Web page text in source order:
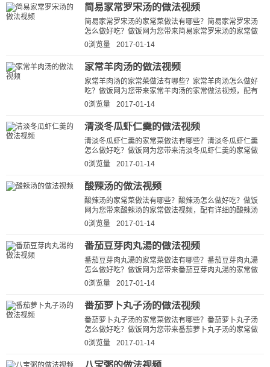
简易家常罗宋汤的做法视频
简易家常罗宋汤的家常菜做法有哪些？简易家常罗宋汤
怎么做好吃？做饭网为您带来简易家常罗宋汤的家常做
法视频，配有详细的简易家常罗宋...
0浏览量 2017-01-14
家常羊肉汤的做法视频
家常羊肉汤的家常菜做法有哪些？家常羊肉汤怎么做好
吃？做饭网为您带来家常羊肉汤的家常做法视频，配有
详细的家常羊肉汤的做法视频详解...
0浏览量 2017-01-14
清淡冬瓜虾仁羹的做法视频
清淡冬瓜虾仁羹的家常菜做法有哪些？清淡冬瓜虾仁羹
怎么做好吃？做饭网为您带来清淡冬瓜虾仁羹的家常做
法视频，配有详细的清淡冬瓜虾仁...
0浏览量 2017-01-14
酸辣汤的做法视频
酸辣汤的家常菜做法有哪些？酸辣汤怎么做好吃？做饭
网为您带来酸辣汤的家常做法视频，配有详细的酸辣汤
的做法视频详解，让新手快速学会酸...
0浏览量 2017-01-14
番茄豆芽肉丸湯的做法视频
番茄豆芽肉丸湯的家常菜做法有哪些？番茄豆芽肉丸湯
怎么做好吃？做饭网为您带来番茄豆芽肉丸湯的家常做
法视频，配有详细的番茄豆芽肉丸...
0浏览量 2017-01-14
番茄萝卜丸子汤的做法视频
番茄萝卜丸子汤的家常菜做法有哪些？番茄萝卜丸子汤
怎么做好吃？做饭网为您带来番茄萝卜丸子汤的家常做
法视频，配有详细的番茄萝卜丸子...
0浏览量 2017-01-14
八宝粥的做法视频